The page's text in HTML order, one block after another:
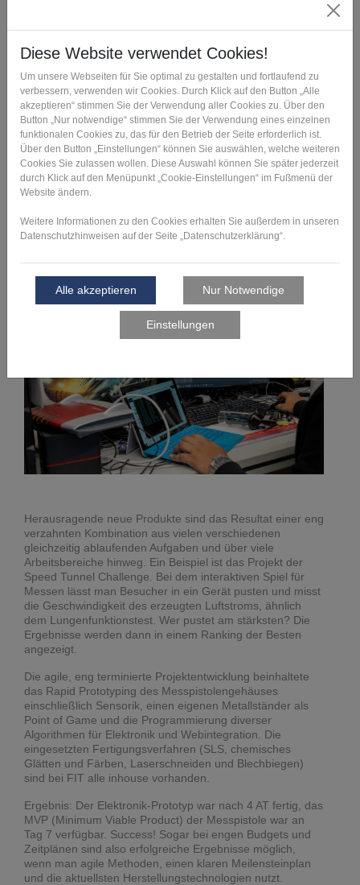
Angebotsanfrage schicken >
Ansprechpartner kontaktieren >
Speed Tunnel
Challenge: Agile
Entwicklung für Rapid
Prototyping
Herausragende neue Produkte sind das Resultat einer eng
verzahnten Kombination aus vielen verschiedenen
gleichzeitig ablaufenden Aufgaben und über viele
Arbeitsbereiche hinweg. Ein Beispiel ist das Projekt der
Speed Tunnel Challenge. Bei dem interaktiven Spiel für
Messen lässt man Besucher in ein Gerät pusten und misst
die Geschwindigkeit des erzeugten Luftstroms, ähnlich
dem Lungenfunktionstest. Wer pustet am stärksten? Die
Ergebnisse werden dann in einem Ranking der Besten
angezeigt.
Die agile, eng terminierte Projektentwicklung beinhaltete
das Rapid Prototyping des Messpistolengehäuses
einschließlich Sensorik, einen eigenen Metallständer als
Point of Game und die Programmierung diverser
Algorithmen für Elektronik und Webintegration. Die
eingesetzten Fertigungsverfahren (SLS, chemisches
Glätten und Färben, Laserschneiden und Blechbiegen)
sind bei FIT alle inhouse vorhanden.
Ergebnis: Der Elektronik-Prototyp war nach 4 AT fertig, das
MVP (Minimum Viable Product) der Messpistole war an
Tag 7 verfügbar. Success! Sogar bei engen Budgets und
Zeitplänen sind also erfolgreiche Ergebnisse möglich,
wenn man agile Methoden, einen klaren Meilensteinplan
und die aktuellsten Herstellungstechnologien nutzt.